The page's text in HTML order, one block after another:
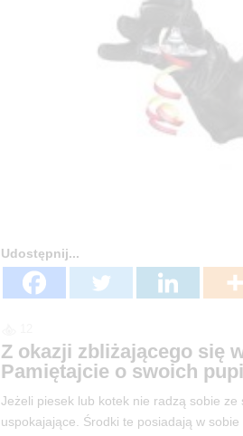
Udostępnij...
Z okazji zbliżającego się
Pamiętajcie o swoich
Jeżeli piesek lub kotek nie radzą sobie
uspokajające. Środki te posiadają w